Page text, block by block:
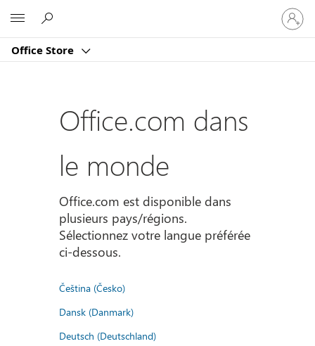
Office Store
vous
à
compte
Office.com dans
le monde
Office.com est disponible dans
plusieurs pays/régions.
Sélectionnez votre langue préférée
ci-dessous.
Čeština (Česko)
Dansk (Danmark)
Deutsch (Deutschland)